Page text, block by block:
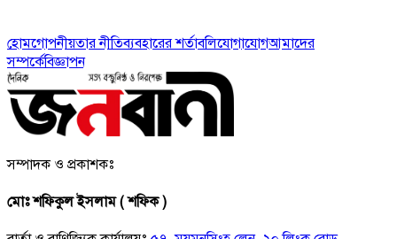
হোমগোপনীয়তার নীতিব্যবহারের শর্তাবলিযোগাযোগআমাদের
সম্পর্কেবিজ্ঞাপন
সম্পাদক ও প্রকাশকঃ
মোঃ শফিকুল ইসলাম ( শফিক )